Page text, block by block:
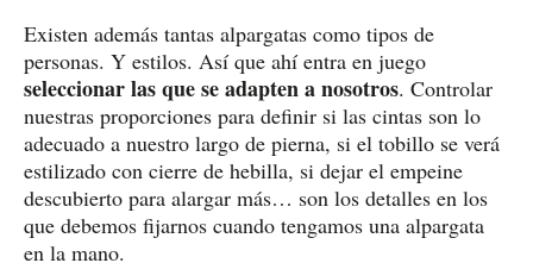
Existen además tantas alpargatas como tipos de
personas. Y estilos. Así que ahí entra en juego
seleccionar las que se adapten a nosotros. Controlar
nuestras proporciones para definir si las cintas son lo
adecuado a nuestro largo de pierna, si el tobillo se verá
estilizado con cierre de hebilla, si dejar el empeine
descubierto para alargar más… son los detalles en los
que debemos fijarnos cuando tengamos una alpargata
en la mano.